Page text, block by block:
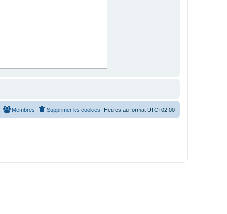
Heures au format UTC+02:00
Supprimer les cookies
Membres